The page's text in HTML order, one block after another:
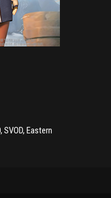
SVOD, Eastern